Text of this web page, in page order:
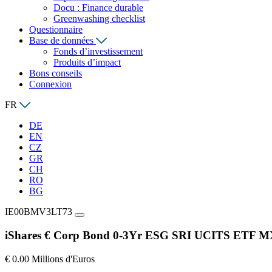
Docu : Finance durable
Greenwashing checklist
Questionnaire
Base de données
Fonds d’investissement
Produits d’impact
Bons conseils
Connexion
FR
DE
EN
CZ
GR
CH
RO
BG
IE00BMV3LT73
iShares € Corp Bond 0-3Yr ESG SRI UCITS ETF
€ 0.00 Millions d'Euros